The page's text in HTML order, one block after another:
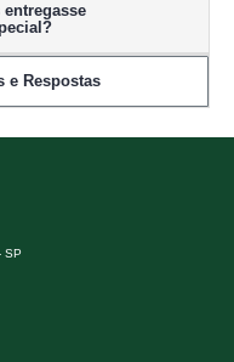
e Respostas
SP